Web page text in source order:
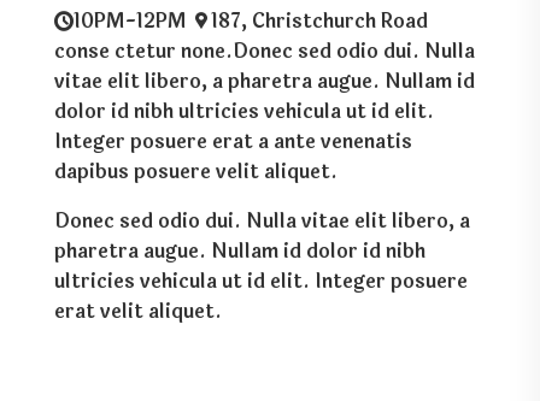
10PM-12PM
187, Christchurch Road
conse ctetur none.Donec sed odio dui. Nulla
vitae elit libero, a pharetra augue. Nullam id
dolor id nibh ultricies vehicula ut id elit.
Integer posuere erat a ante venenatis
dapibus posuere velit aliquet.
Donec sed odio dui. Nulla vitae elit libero, a
pharetra augue. Nullam id dolor id nibh
ultricies vehicula ut id elit. Integer posuere
erat velit aliquet.